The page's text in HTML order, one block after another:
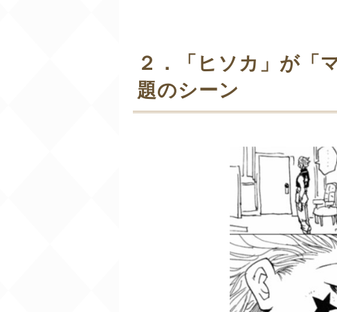
２．「ヒソカ」が「
題のシーン